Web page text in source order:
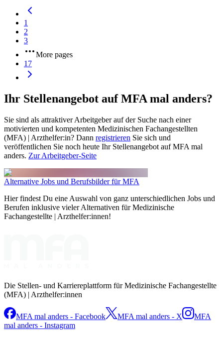
1
2
3
More pages
17
Ihr Stellenangebot auf MFA mal anders?
Sie sind als attraktiver Arbeitgeber auf der Suche nach einer
motivierten und kompetenten Medizinischen Fachangestellten
(MFA) | Arzthelfer:in? Dann registrieren Sie sich und
veröffentlichen Sie noch heute Ihr Stellenangebot auf MFA mal
anders. Zur Arbeitgeber-Seite
Alternative Jobs und Berufsbilder für MFA
Hier findest Du eine Auswahl von ganz unterschiedlichen Jobs und
Berufen inklusive vieler Alternativen für Medizinische
Fachangestellte | Arzthelfer:innen!
Die Stellen- und Karriereplattform für Medizinische Fachangestellte
(MFA) | Arzthelfer:innen
MFA mal anders - Facebook MFA mal anders - X
MFA
mal anders - Instagram